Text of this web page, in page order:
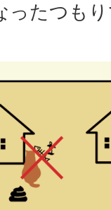
ったつも